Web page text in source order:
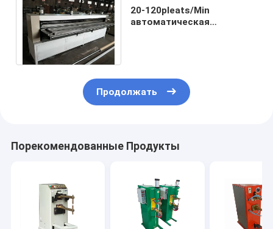
20-120pleats/Min
автоматическая
Продолжать
Порекомендованные Продукты